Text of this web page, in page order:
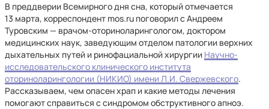
В преддверии Всемирного дня сна, который отмечается
13 марта, корреспондент mos.ru поговорил с Андреем
Туровским — врачом-оториноларингологом, доктором
медицинских наук, заведующим отделом патологии верхних
дыхательных путей и ринофациальной хирургии Научно-
исследовательского клинического института
оториноларингологии (НИКИО) имени Л.И. Свержевского.
Рассказываем, чем опасен храп и какие методы лечения
помогают справиться с синдромом обструктивного апноэ.